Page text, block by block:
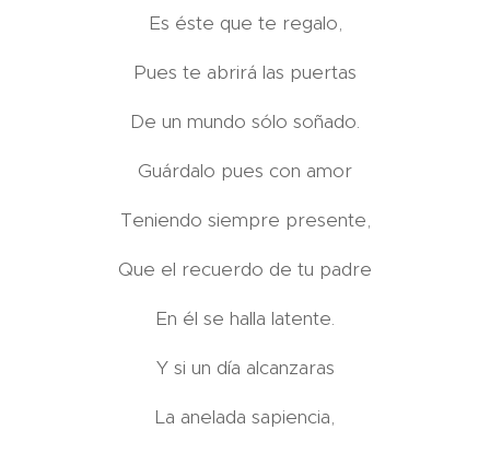
Es éste que te regalo,
Pues te abrirá las puertas
De un mundo sólo soñado.
Guárdalo pues con amor
Teniendo siempre presente,
Que el recuerdo de tu padre
En él se halla latente.
Y si un día alcanzaras
La anelada sapiencia,